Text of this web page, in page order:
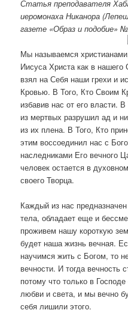
Статья преподавателя
иеромонаха Никанора
газете «Образ и подобие»
Мы называемся
Иисуса Христа как в нашего
взял на Себя наши грехи и
Кровью. В Того, Кто Своим
избавив нас от его власти.
из мертвых разрушил ад и
из их плена. В Того, Кто
этим воссоединил нас с
наследниками Его вечного
человек остается в
своего Творца.
Каждый из нас
тела, обладает еще и
проживем нашу короткую
будет наша жизнь вечная.
научимся жить с Богом, то
вечности. И тогда вечность
потому что только в
любви и света, и мы вечно
себя лишили этого.